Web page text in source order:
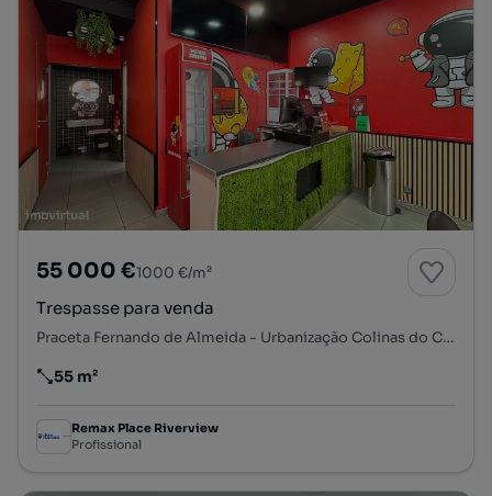
55 000 €1000 €/m²
Trespasse para venda
Praceta Fernando de Almeida - Urbanização Colinas do Cruzeiro, Odivelas, Odivelas, Lisboa
Preço por metro quadrado
55 m²
Remax Place Riverview
Profissional